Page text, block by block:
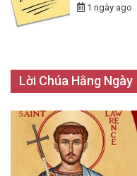
1 ngày ago
Lời Chúa Hằng Ngày